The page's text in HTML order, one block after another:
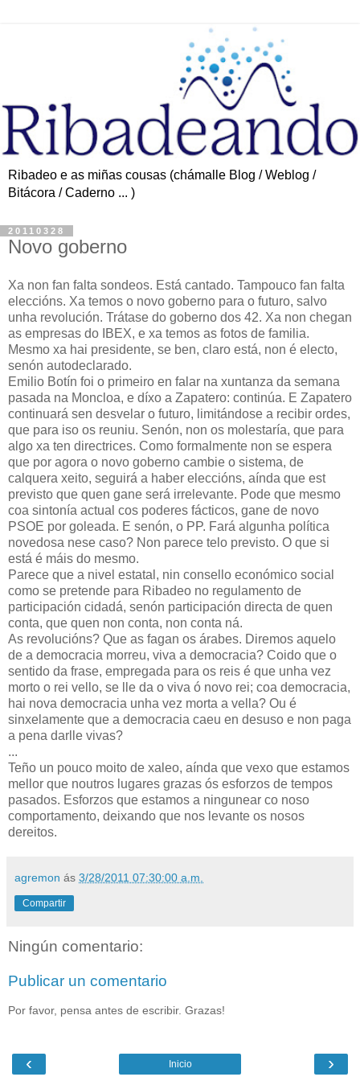
Ribadeo e as miñas cousas (chámalle Blog / Weblog /
Bitácora / Caderno ... )
20110328
Novo goberno
Xa non fan falta sondeos. Está cantado. Tampouco fan falta
eleccións. Xa temos o novo goberno para o futuro, salvo
unha revolución. Trátase do goberno dos 42. Xa non chegan
as empresas do IBEX, e xa temos as fotos de familia.
Mesmo xa hai presidente, se ben, claro está, non é electo,
senón autodeclarado.
Emilio Botín foi o primeiro en falar na xuntanza da semana
pasada na Moncloa, e díxo a Zapatero: continúa. E Zapatero
continuará sen desvelar o futuro, limitándose a recibir ordes,
que para iso os reuniu. Senón, non os molestaría, que para
algo xa ten directrices. Como formalmente non se espera
que por agora o novo goberno cambie o sistema, de
calquera xeito, seguirá a haber eleccións, aínda que est
previsto que quen gane será irrelevante. Pode que mesmo
coa sintonía actual cos poderes fácticos, gane de novo
PSOE por goleada. E senón, o PP. Fará algunha política
novedosa nese caso? Non parece telo previsto. O que si
está é máis do mesmo.
Parece que a nivel estatal, nin consello económico social
como se pretende para Ribadeo no regulamento de
participación cidadá, senón participación directa de quen
conta, que quen non conta, non conta ná.
As revolucións? Que as fagan os árabes. Diremos aquelo
de a democracia morreu, viva a democracia? Coido que o
sentido da frase, empregada para os reis é que unha vez
morto o rei vello, se lle da o viva ó novo rei; coa democracia,
hai nova democracia unha vez morta a vella? Ou é
sinxelamente que a democracia caeu en desuso e non paga
a pena darlle vivas?
...
Teño un pouco moito de xaleo, aínda que vexo que estamos
mellor que noutros lugares grazas ós esforzos de tempos
pasados. Esforzos que estamos a ningunear co noso
comportamento, deixando que nos levante os nosos
dereitos.
agremon ás 3/28/2011 07:30:00 a.m.
Compartir
Ningún comentario:
Publicar un comentario
Por favor, pensa antes de escribir. Grazas!
‹ ›
Inicio